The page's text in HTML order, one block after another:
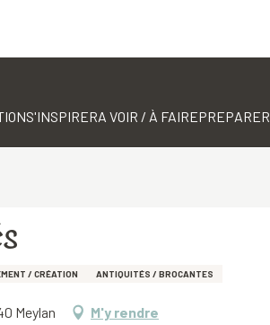
S'INSPIRERA VOIR / À FAIREPREPARER
/ CRÉATION ANTIQUITÉS / BROCANTES
Meylan M'y rendre